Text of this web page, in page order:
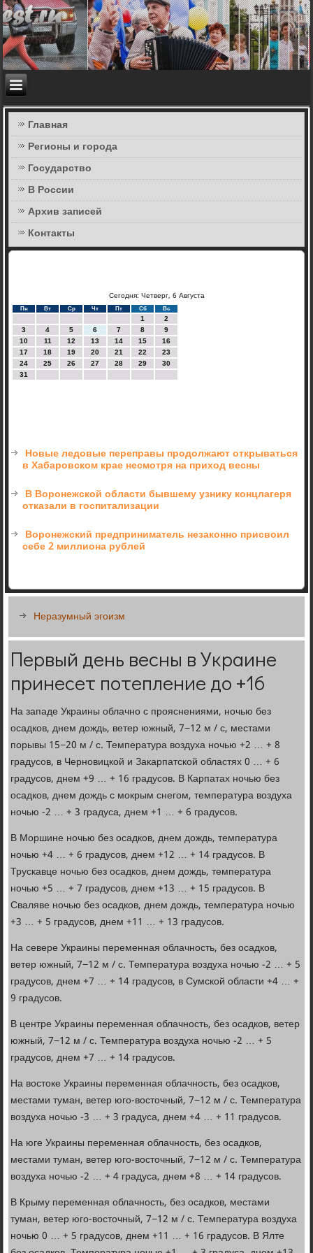
Главная
Регионы и города
Государство
В России
Архив записей
Контакты
Сегодня: Четверг, 6 Августа
Пн Вт Ср Чт Пт Сб Вс
1
2
3
4 5 6 7 8
9
10
11 12 13 14 15
16
17
18 19 20 21 22
23
24
25 26 27 28 29
30
31
Новые ледовые переправы продолжают открываться
в Хабаровском крае несмотря на приход весны
В Воронежской области бывшему узнику концлагеря
отказали в госпитализации
Воронежский предприниматель незаконно присвоил
себе 2 миллиона рублей
Неразумный эгоизм
Первый день весны в Украине
принесет потепление до +16
На западе Украины облачно с прояснениями, ночью без
осадков, днем дождь, ветер южный, 7−12 м / с, местами
порывы 15−20 м / с. Температура воздуха ночью +2 … + 8
градусов, в Черновицкой и Закарпатской областях 0 … + 6
градусов, днем +9 … + 16 градусов. В Карпатах ночью без
осадков, днем дождь с мокрым снегом, температура воздуха
ночью -2 … + 3 градуса, днем +1 … + 6 градусов.
В Моршине ночью без осадков, днем дождь, температура
ночью +4 … + 6 градусов, днем +12 … + 14 градусов. В
Трускавце ночью без осадков, днем дождь, температура
ночью +5 … + 7 градусов, днем +13 … + 15 градусов. В
Сваляве ночью без осадков, днем дождь, температура ночью
+3 … + 5 градусов, днем +11 … + 13 градусов.
На севере Украины переменная облачность, без осадков,
ветер южный, 7−12 м / с. Температура воздуха ночью -2 … + 5
градусов, днем +7 … + 14 градусов, в Сумской области +4 … +
9 градусов.
В центре Украины переменная облачность, без осадков, ветер
южный, 7−12 м / с. Температура воздуха ночью -2 … + 5
градусов, днем +7 … + 14 градусов.
На востоке Украины переменная облачность, без осадков,
местами туман, ветер юго-восточный, 7−12 м / с. Температура
воздуха ночью -3 … + 3 градуса, днем +4 … + 11 градусов.
На юге Украины переменная облачность, без осадков,
местами туман, ветер юго-восточный, 7−12 м / с. Температура
воздуха ночью -2 … + 4 градуса, днем +8 … + 14 градусов.
В Крыму переменная облачность, без осадков, местами
туман, ветер юго-восточный, 7−12 м / с. Температура воздуха
ночью 0 … + 5 градусов, днем +11 … + 16 градусов. В Ялте